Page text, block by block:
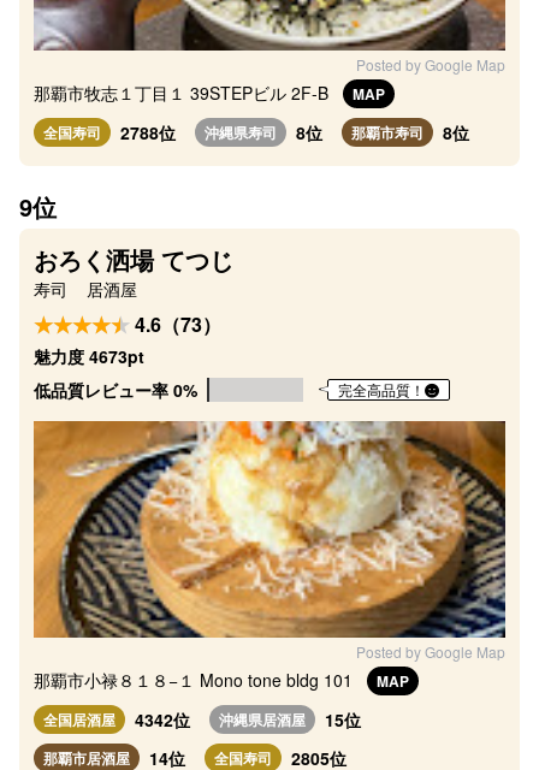
Posted by Google Map
那覇市牧志１丁目１ 39STEPビル 2F-B
MAP
全国寿司
2788位 沖縄県寿司 8位 那覇市寿司 8位
9位
おろく洒場 てつじ
寿司 居酒屋
4.6（73）
魅力度 4673pt
低品質レビュー率 0%
完全高品質！
Posted by Google Map
那覇市小禄８１８−１ Mono tone bldg 101
MAP
全国居酒屋
4342位 沖縄県居酒屋 15位
那覇市居酒屋 14位 全国寿司 2805位